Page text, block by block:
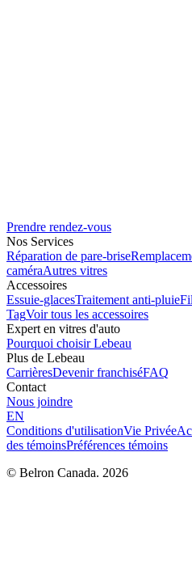
Prendre rendez-vous
Nos Services
Réparation de pare-brise
caméraAutres vitres
Accessoires
Essuie-glacesTraitement anti-pluie
TagVoir tous les accessoires
Expert en vitres d'auto
Pourquoi choisir Lebeau
Plus de Lebeau
CarrièresDevenir franchiséFAQ
Contact
Nous joindre
EN
Conditions d'utilisationVie Privée
des témoinsPréférences témoins
© Belron Canada. 2026